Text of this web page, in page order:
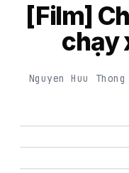
[Film]
chạy
Nguyen Huu Thong